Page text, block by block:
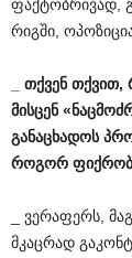
ფაქტობრივად,
რიგში,
თქვენ თქვით,
მისცენ«
განაცხადოს
როგორ
_ ვერაფერს,
მკაცრად